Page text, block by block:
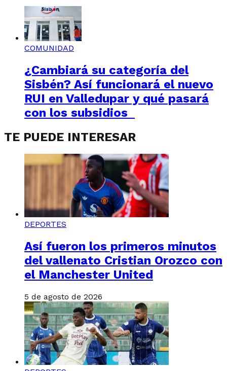
COMUNIDAD
¿Cambiará su categoría del
Sisbén? Así funcionará el nuevo
RUI en Valledupar y qué pasará
con los subsidios
TE PUEDE INTERESAR
DEPORTES
Así fueron los primeros minutos
del vallenato Cristian Orozco con
el Manchester United
5 de agosto de 2026